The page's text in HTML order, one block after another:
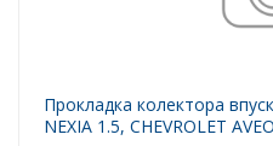
Прокладка колектора
NEXIA 1.5, CHEVROLET